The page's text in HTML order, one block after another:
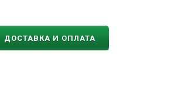
ДОСТАВКА И ОПЛАТА